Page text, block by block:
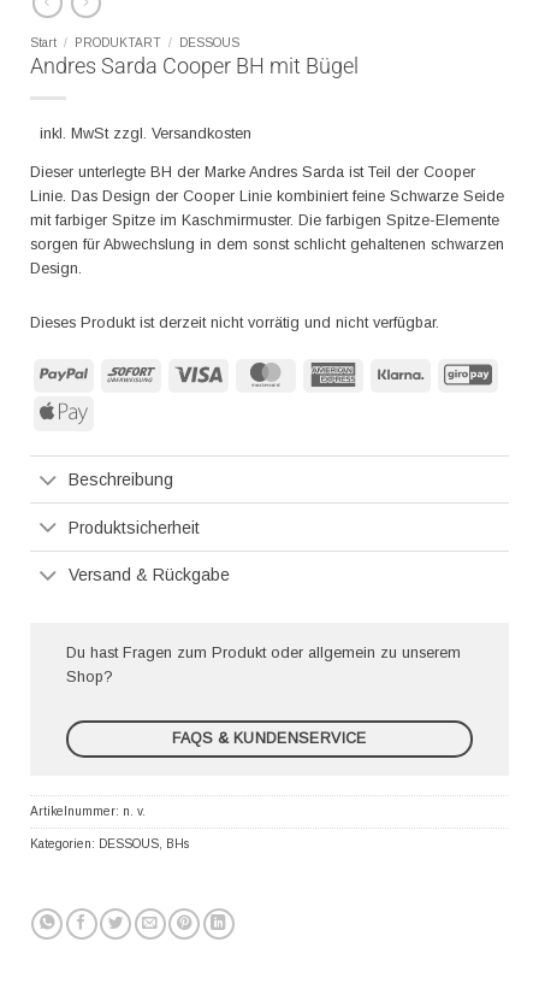
Start / PRODUKTART / DESSOUS
Andres Sarda Cooper BH mit Bügel
inkl. MwSt zzgl. Versandkosten
Dieser unterlegte BH der Marke Andres Sarda ist Teil der Cooper
Linie. Das Design der Cooper Linie kombiniert feine Schwarze Seide
mit farbiger Spitze im Kaschmirmuster. Die farbigen Spitze-Elemente
sorgen für Abwechslung in dem sonst schlicht gehaltenen schwarzen
Design.
Dieses Produkt ist derzeit nicht vorrätig und nicht verfügbar.
PayPal Sofort MasterCard American
Klarna
Apple
Beschreibung
Produktsicherheit
Versand & Rückgabe
Du hast Fragen zum Produkt oder allgemein zu unserem
Shop?
FAQS & KUNDENSERVICE
Artikelnummer: n. v.
Kategorien: DESSOUS BHs